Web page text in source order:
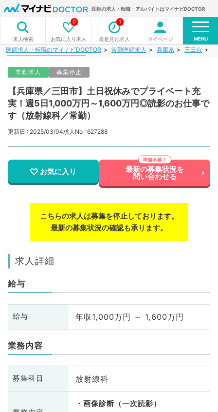
医師の求人・転職・アルバイトはマイナビDOCTOR
求人検索 お気に入り求人
0
最近見た求人
1
マイページ MENU
医師求人・転職のマイナビDOCTOR 常勤医師求人 兵庫県 三田市
常勤求人 募集停止
【兵庫県／三田市】土日祝休みでプライベート充
実！週5日1,000万円～1,600万円◎読影のお仕事で
す（放射線科／常勤）
更新日 : 2025/03/04求人No : 627288
お気に入り 最新の募集状況を
問い合わせる
こちらの求人は募集を停止しております。
最新の募集状況の確認も承ります。
求人詳細
給与
給与 年収1,000万円 ～ 1,600万円
業務内容
募集科目 放射線科
画像診断（一次読影）